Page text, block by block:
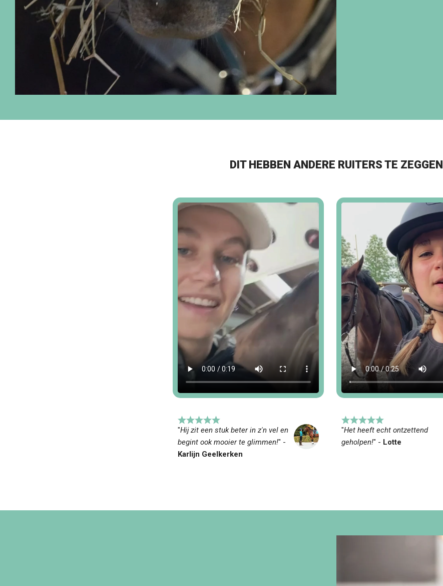
DIT HEBBEN ANDERE RUITERS TE ZEGGEN
"Hij zit een stuk beter in z'n vel en
begint ook mooier te glimmen!" -
Karlijn Geelkerken
"Het heeft echt ontzettend
geholpen!" - Lotte